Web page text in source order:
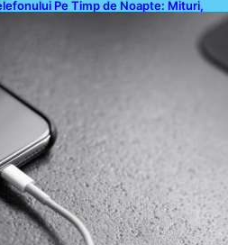
Pe Timp de Noapte: Mituri,